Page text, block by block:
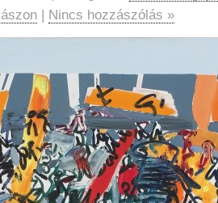
| Nincs hozzászólás »